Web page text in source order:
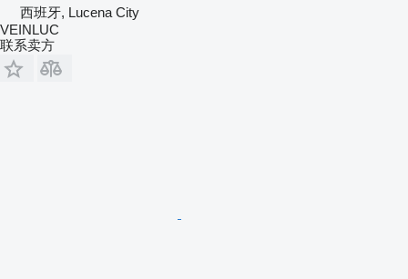
西班牙, Lucena City
VEINLUC
联系卖方